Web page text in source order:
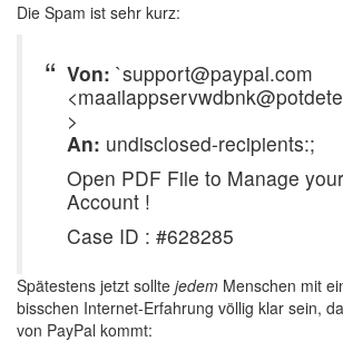
Die Spam ist sehr kurz:
Von: `support@paypal.com
>
An: undisclosed-recipients:;
Open PDF File to Manage
Account !
Case ID : #628285
Spätestens jetzt sollte jedem Menschen mit
bisschen Internet-Erfahrung völlig klar sein,
von PayPal kommt: